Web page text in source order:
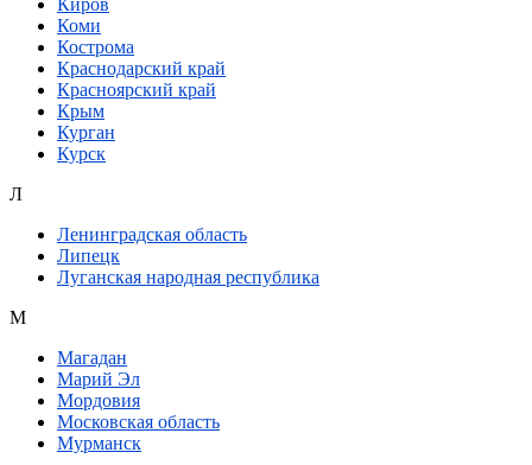
Киров
Коми
Кострома
Краснодарский край
Красноярский край
Крым
Курган
Курск
Л
Ленинградская область
Липецк
Луганская народная республика
М
Магадан
Марий Эл
Мордовия
Московская область
Мурманск